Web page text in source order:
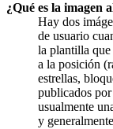
¿Qué es la imagen
Hay dos
de usuario
la plantilla que
a la posición
estrellas,
publicados
usualmente
y